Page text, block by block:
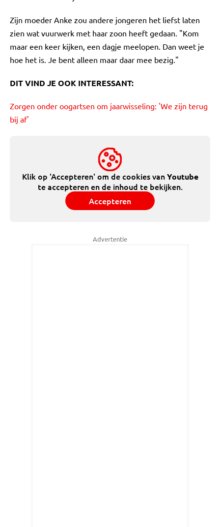
Zijn moeder Anke zou andere jongeren het liefst laten
zien wat vuurwerk met haar zoon heeft gedaan. "Kom
maar een keer kijken, een dagje meelopen. Dan weet je
hoe het is. Je bent alleen maar daar mee bezig."
DIT VIND JE OOK INTERESSANT:
Zorgen onder oogartsen om jaarwisseling: 'We zijn terug
bij af'
Klik op 'Accepteren' om de cookies vanYoutube
te accepteren en de inhoud te bekijken.
Accepteren
Advertentie